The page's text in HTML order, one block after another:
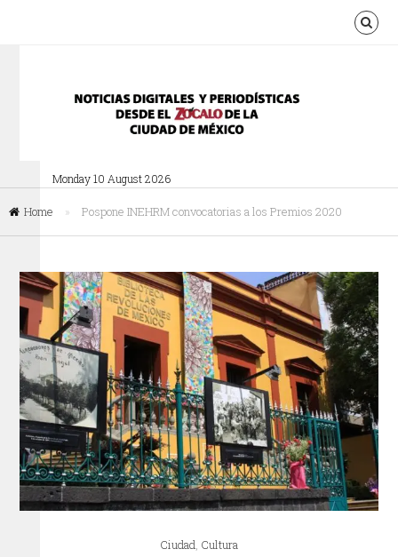
Monday 10 August 2026
Home » Pospone INEHRM convocatorias a los Premios 2020
Ciudad, Cultura